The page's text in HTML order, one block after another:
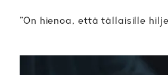
”On hienoa, että tällaisille